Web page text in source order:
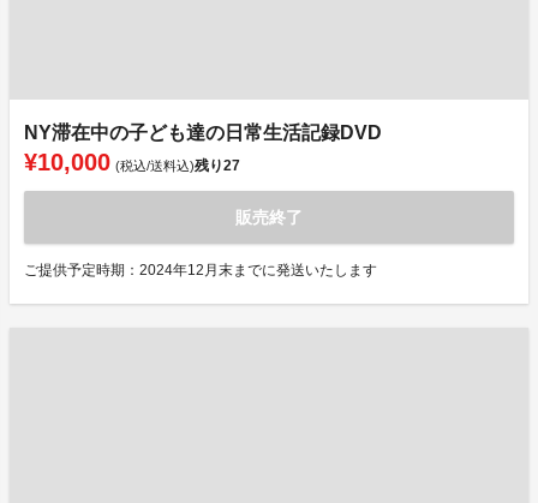
NY滞在中の子ども達の日常生活記録DVD
¥10,000 (税込/送料込)残り27
販売終了
ご提供予定時期：2024年12月末までに発送いたします